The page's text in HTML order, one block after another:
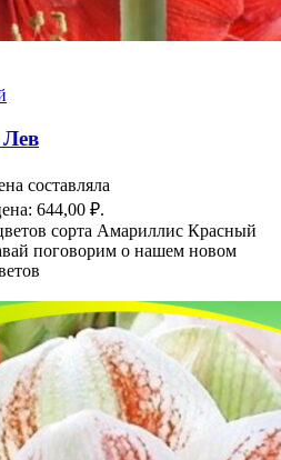
составляла
644,00 ₽.
сорта Амариллис Красный
поговорим о нашем новом